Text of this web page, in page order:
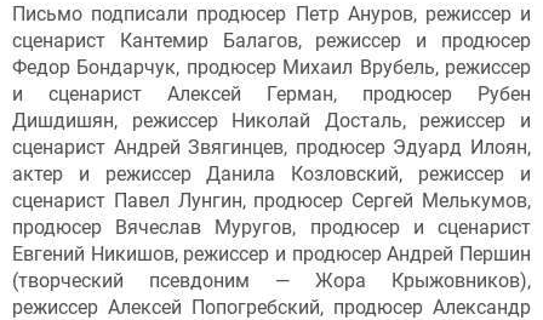
Письмо подписали продюсер Петр Ануров, режиссер и
сценарист Кантемир Балагов, режиссер и продюсер
Федор Бондарчук, продюсер Михаил Врубель, режиссер
и сценарист Алексей Герман, продюсер Рубен
Дишдишян, режиссер Николай Досталь, режиссер и
сценарист Андрей Звягинцев, продюсер Эдуард Илоян,
актер и режиссер Данила Козловский, режиссер и
сценарист Павел Лунгин, продюсер Сергей Мелькумов,
продюсер Вячеслав Муругов, продюсер и сценарист
Евгений Никишов, режиссер и продюсер Андрей Першин
(творческий псевдоним — Жора Крыжовников),
режиссер Алексей Попогребский, продюсер Александр